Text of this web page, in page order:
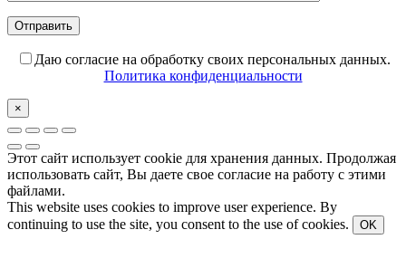
Даю согласие на обработку своих персональных данных.
Политика конфиденциальности
×
Этот сайт использует cookie для хранения данных. Продолжая
использовать сайт, Вы даете свое согласие на работу с этими
файлами.
This website uses cookies to improve user experience. By
continuing to use the site, you consent to the use of cookies.
OK